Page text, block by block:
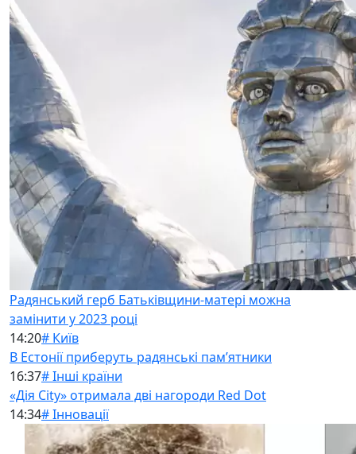
Радянський герб Батьківщини-матері можна
замінити у 2023 році
14:20# Київ
В Естонії приберуть радянські памʼятники
16:37# Інші країни
«Дія City» отримала дві нагороди Red Dot
14:34# Інновації